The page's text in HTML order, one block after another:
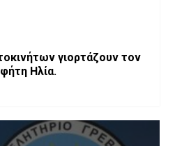
γιορτάζουν τον
Ηλία.